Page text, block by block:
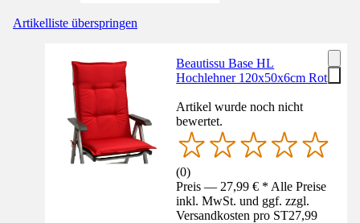
Artikelliste überspringen
Beautissu Base HL
Hochlehner 120x50x6cm Rot
Artikel wurde noch nicht
bewertet.
(0)
Preis — 27,99 € * Alle Preise
inkl. MwSt. und ggf. zzgl.
Versandkosten pro ST27,99